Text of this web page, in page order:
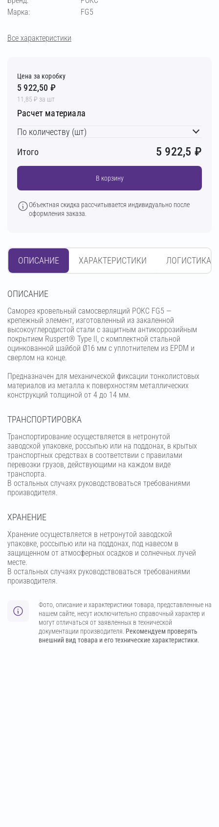
Марка:
FG5
Все характеристики
Цена за коробку
5 922,50 ₽
11,85 ₽ за шт
Расчет материала
По количеству (шт)
Итого
5 922,5 ₽
В корзину
Объектная скидка рассчитывается индивидуально после
оформления заказа.
ОПИСАНИЕ ХАРАКТЕРИСТИКИ ЛОГИСТИКА
OПИСАНИЕ
Саморез кровельный самосверлящий РОКС FG5 —
крепежный элемент, изготовленный из закаленной
высокоуглеродистой стали с защитным антикоррозийным
покрытием Ruspert® Type II, с комплектной стальной
оцинкованной шайбой Ø16 мм с уплотнителем из EPDM и
сверлом на конце.
Предназначен для механической фиксации тонколистовых
материалов из металла к поверхностям металлических
конструкций толщиной от 4 до 14 мм.
ТРАНСПОРТИРОВКА
Транспортирование осуществляется в нетронутой
заводской упаковке, россыпью или на поддонах, в крытых
транспортных средствах в соответствии с правилами
перевозки грузов, действующими на каждом виде
транспорта.
В остальных случаях руководствоваться требованиями
производителя.
ХРАНЕНИЕ
Хранение осуществляется в нетронутой заводской
упаковке, россыпью или на поддонах, под навесом в
защищенном от атмосферных осадков и солнечных лучей
месте.
В остальных случаях руководствоваться требованиями
производителя.
Фото, описание и характеристики товара, представленные на
нашем сайте, несут исключительно справочный характер и
могут отличаться от заявленных в технической
документации производителя. Рекомендуем проверять
внешний вид товара и его технические характеристики.